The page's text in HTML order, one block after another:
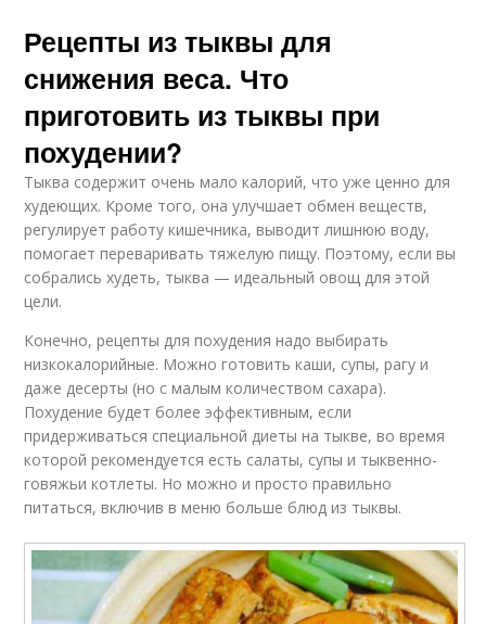
Рецепты из тыквы для
снижения веса. Что
приготовить из тыквы при
похудении?
Тыква содержит очень мало калорий, что уже ценно для
худеющих. Кроме того, она улучшает обмен веществ,
регулирует работу кишечника, выводит лишнюю воду,
помогает переваривать тяжелую пищу. Поэтому, если вы
собрались худеть, тыква — идеальный овощ для этой
цели.
Конечно, рецепты для похудения надо выбирать
низкокалорийные. Можно готовить каши, супы, рагу и
даже десерты (но с малым количеством сахара).
Похудение будет более эффективным, если
придерживаться специальной диеты на тыкве, во время
которой рекомендуется есть салаты, супы и тыквенно-
говяжьи котлеты. Но можно и просто правильно
питаться, включив в меню больше блюд из тыквы.